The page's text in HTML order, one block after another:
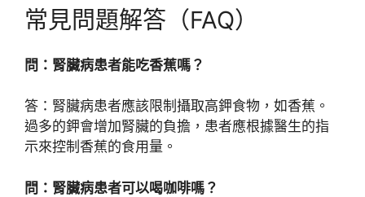
常見問題解答（FAQ）
問：腎臟病患者能吃香蕉嗎？
答：腎臟病患者應該限制攝取高鉀食物，如香蕉。
過多的鉀會增加腎臟的負擔，患者應根據醫生的指
示來控制香蕉的食用量。
問：腎臟病患者可以喝咖啡嗎？